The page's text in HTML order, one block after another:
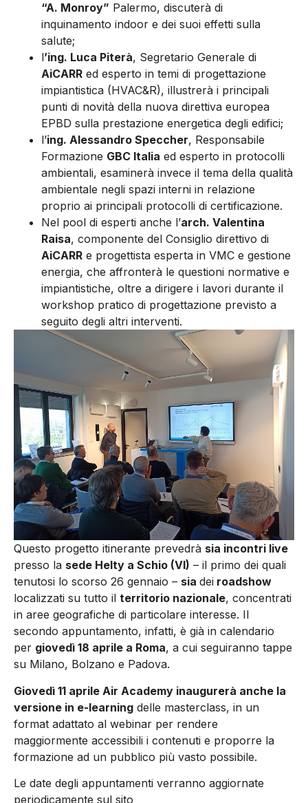
“A. Monroy” Palermo, discuterà di
inquinamento indoor e dei suoi effetti sulla
salute;
l’ing. Luca Piterà, Segretario Generale di
AiCARR ed esperto in temi di progettazione
impiantistica (HVAC&R), illustrerà i principali
punti di novità della nuova direttiva europea
EPBD sulla prestazione energetica degli edifici;
l’ing. Alessandro Speccher, Responsabile
Formazione GBC Italia ed esperto in protocolli
ambientali, esaminerà invece il tema della qualità
ambientale negli spazi interni in relazione
proprio ai principali protocolli di certificazione.
Nel pool di esperti anche l’arch. Valentina
Raisa, componente del Consiglio direttivo di
AiCARR e progettista esperta in VMC e gestione
energia, che affronterà le questioni normative e
impiantistiche, oltre a dirigere i lavori durante il
workshop pratico di progettazione previsto a
seguito degli altri interventi.
Questo progetto itinerante prevedrà sia incontri live
presso la sede Helty a Schio (VI) – il primo dei quali
tenutosi lo scorso 26 gennaio – sia dei roadshow
localizzati su tutto il territorio nazionale, concentrati
in aree geografiche di particolare interesse. Il
secondo appuntamento, infatti, è già in calendario
per giovedì 18 aprile a Roma, a cui seguiranno tappe
su Milano, Bolzano e Padova.
Giovedì 11 aprile Air Academy inaugurerà anche la
versione in e-learning delle masterclass, in un
format adattato al webinar per rendere
maggiormente accessibili i contenuti e proporre la
formazione ad un pubblico più vasto possibile.
Le date degli appuntamenti verranno aggiornate
periodicamente sul sito